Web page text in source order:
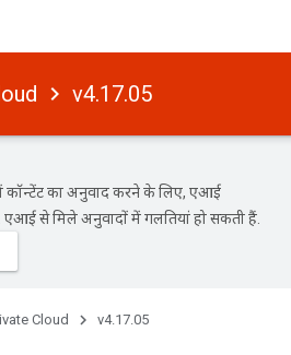
v4.17.05
कॉन्टेंट का अनुवाद करने के लिए, एआई
एआई से मिले अनुवादों में गलतियां हो सकती हैं.
Cloud
v4.17.05